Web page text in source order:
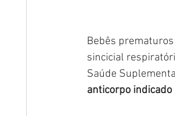
Bebês
sincicial
Saúde
anticorpo